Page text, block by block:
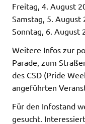
Freitag, 4. August
Samstag, 5. August
Sonntag, 6. August
Weitere Infos zur
Parade, zum
des CSD (Pride
angeführten
Für den Infostand
gesucht.